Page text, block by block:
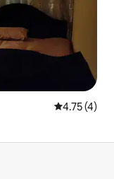
平均评分
4.75 (4)